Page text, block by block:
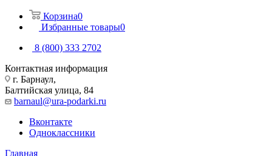
Корзина0
Избранные товары0
8 (800) 333 2702
Контактная информация
г. Барнаул,
Балтийская улица, 84
barnaul@ura-podarki.ru
Вконтакте
Одноклассники
Главная